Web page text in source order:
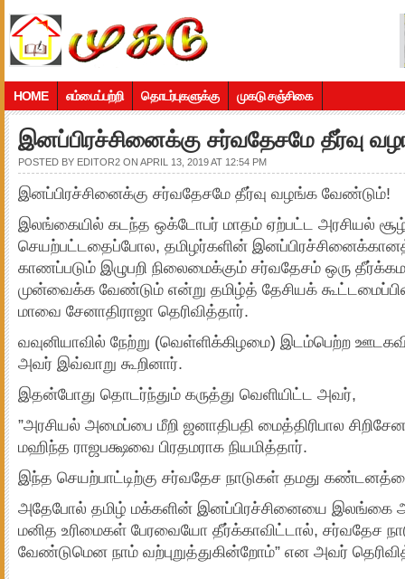
HOME எம்மைப்பற்றி தொடர்புகளுக்கு முகடு சஞ்சிகை
இனப்பிரச்சினைக்கு சர்வதேசமே தீர்வு
POSTED BY EDITOR2 ON APRIL 13, 2019 AT 12:54 PM
இனப்பிரச்சினைக்கு சர்வதேசமே தீர்வு வழங்க வேண்டும்!
இலங்கையில் கடந்த ஒக்டோபர் மாதம் ஏற்பட்ட அரசியல்
செயற்பட்டதைப்போல, தமிழர்களின்
காணப்படும் இழுபறி நிலைமைக்கும் சர்வதேசம் ஒரு
முன்வைக்க வேண்டும் என்று தமிழ்த் தேசியக்
மாவை சேனாதிராஜா தெரிவித்தார்.
வவுனியாவில் நேற்று (வெள்ளிக்கிழமை) இடம்பெற்ற
அவர் இவ்வாறு கூறினார்.
இதன்போது தொடர்ந்தும் கருத்து வெளியிட்ட அவர்,
”அரசியல் அமைப்பை மீறி ஜனாதிபதி மைத்திரிபால
மஹிந்த ராஜபக்ஷவை பிரதமராக நியமித்தார்.
இந்த செயற்பாட்டிற்கு சர்வதேச நாடுகள் தமது
அதேபோல் தமிழ் மக்களின் இனப்பிரச்சினையை இலங்கை
மனித உரிமைகள் பேரவையோ தீர்க்காவிட்டால், சர்வதேச
வேண்டுமென நாம் வற்புறுத்துகின்றோம்” என அவர்